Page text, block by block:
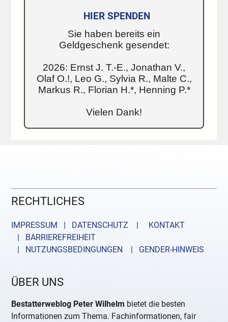
HIER SPENDEN
Sie haben bereits ein
Geldgeschenk gesendet:
2026: Ernst J. T.-E., Jonathan V.,
Olaf O.!, Leo G., Sylvia R., Malte C.,
Markus R., Florian H.*, Henning P.*
Vielen Dank!
RECHTLICHES
IMPRESSUM | DATENSCHUTZ |
KONTAKT
| BARRIEREFREIHEIT
| NUTZUNGSBEDINGUNGEN
| GENDER-HINWEIS
ÜBER UNS
Bestatterweblog Peter Wilhelm bietet die besten
Informationen zum Thema. Fachinformationen, fair